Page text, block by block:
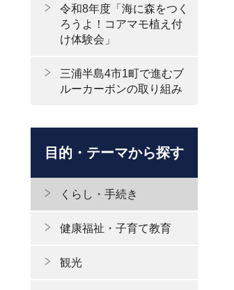
令和8年度「海に森をつく
ろうよ！コアマモ植え付
け体験会」
三浦半島4市1町で進むブ
ルーカーボンの取り組み
目的・テーマから探す
くらし・手続き
健康福祉・子育て教育
観光